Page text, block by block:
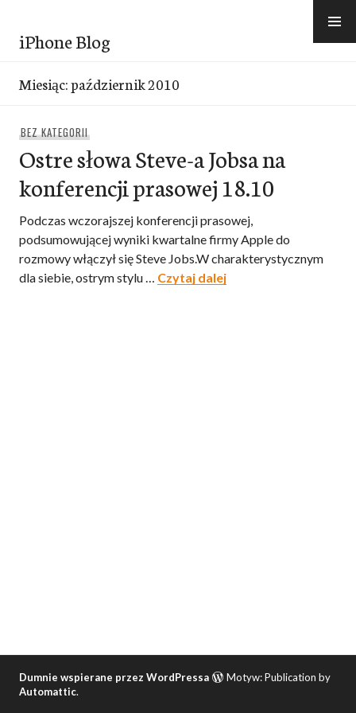
treściiPhone Blog
Miesiąc:październik 2010
BEZ KATEGORII
Ostre słowa Steve-a Jobsa na
konferencji prasowej 18.10
Podczas wczorajszej konferencji prasowej,
podsumowującej wyniki kwartalne firmy Apple do
rozmowy włączył się Steve Jobs.W charakterystycznym
dla siebie, ostrym stylu … Czytaj dalejOstre słowa Steve-a
Dumnie wspierane przez WordPressa
Motyw: Publication by
Automattic.